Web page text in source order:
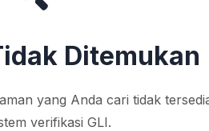
Ditemukan
yang Anda cari tidak
verifikasi GLI.